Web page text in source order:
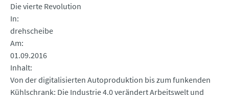
Die vierte Revolution
In
drehscheibe
Am
01.09.2016
Inhalt
Von der digitalisierten Autoproduktion bis zum funkenden
Kühlschrank: Die Industrie 4.0 verändert Arbeitswelt und